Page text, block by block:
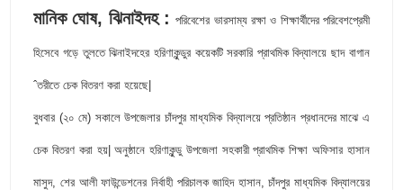
মানিক ঘোষ, ঝিনাইদহ :পরিবেশের ভারসাম্য রক্ষা ও শিক্ষার্থীদের পরিবেশপ্রেমী
হিসেবে গড়ে তুলতে ঝিনাইদহের হরিণাকুন্ডুর কয়েকটি সরকারি প্রাথমিক বিদ্যালয়ে ছাদ বাগান
ˆতরীতে চেক বিতরণ করা হয়েছে|
বুধবার (২০ মে) সকালে উপজেলার চাঁদপুর মাধ্যমিক বিদ্যালয়ে প্রতিষ্ঠান প্রধানদের মাঝে এ
চেক বিতরণ করা হয়| অনুষ্ঠানে হরিণাকুন্ডু উপজেলা সহকারী প্রাথমিক শিক্ষা অফিসার হাসান
মাসুদ, শের আলী ফাউন্ডেশনের নির্বাহী পরিচালক জাহিদ হাসান, চাঁদপুর মাধ্যমিক বিদ্যালয়ের